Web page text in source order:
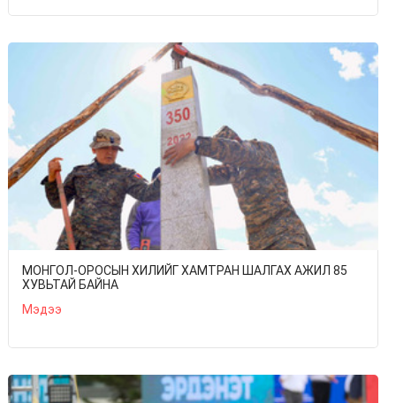
МОНГОЛ-ОРОСЫН ХИЛИЙГ ХАМТРАН ШАЛГАХ АЖИЛ 85
ХУВЬТАЙ БАЙНА
Мэдээ